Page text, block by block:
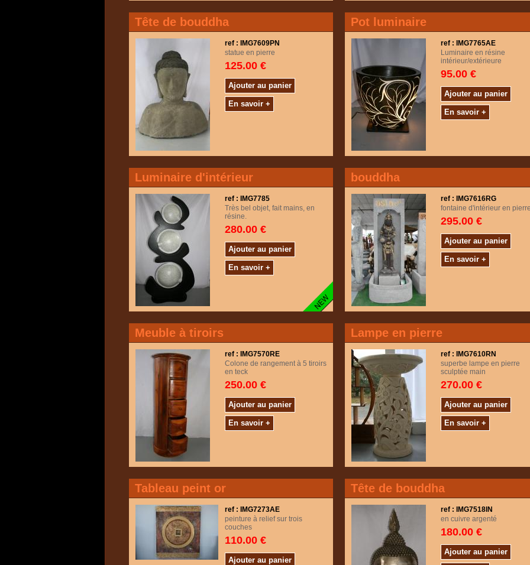
Tête de bouddha
ref : IMG7609PN
statue en pierre
125.00 €
Ajouter au panier
En savoir +
Pot luminaire
ref : IMG7765AE
Luminaire en résine
intérieur/extérieure
95.00 €
Ajouter au panier
En savoir +
Luminaire d'intérieur
ref : IMG7785
Très bel objet, fait mains, en
résine.
280.00 €
Ajouter au panier
En savoir +
bouddha
ref : IMG7616RG
fontaine d'intérieur en
295.00 €
Ajouter au panier
En savoir +
Meuble à tiroirs
ref : IMG7570RE
Colone de rangement à 5 tiroirs
en teck
250.00 €
Ajouter au panier
En savoir +
Lampe en pierre
ref : IMG7610RN
superbe lampe en pierre
sculptée main
270.00 €
Ajouter au panier
En savoir +
Tableau peint or
ref : IMG7273AE
peinture à relief sur trois
couches
110.00 €
Ajouter au panier
Tête de bouddha
ref : IMG7518IN
en cuivre argenté
180.00 €
Ajouter au panier